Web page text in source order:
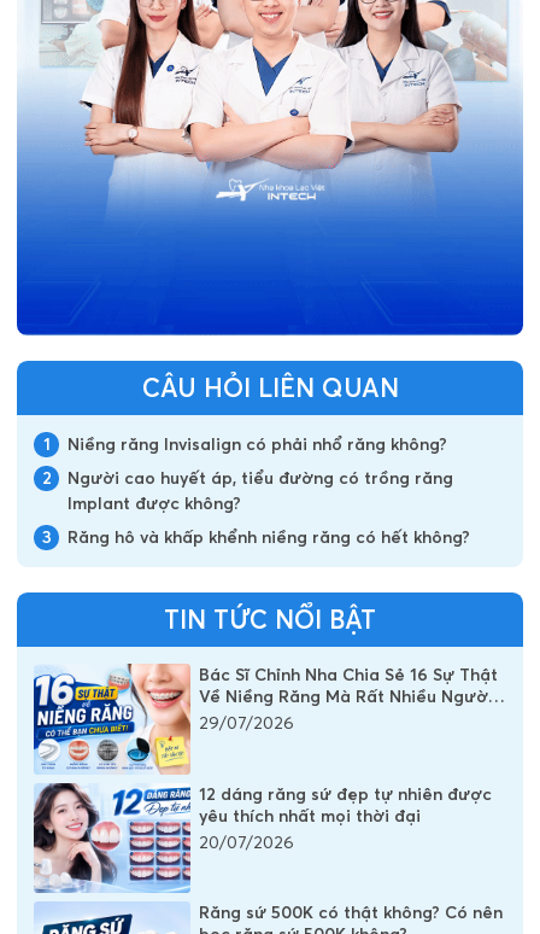
CÂU HỎI LIÊN QUAN
1
Niềng răng Invisalign có phải nhổ răng không?
2
Người cao huyết áp, tiểu đường có trồng răng
Implant được không?
3
Răng hô và khấp khểnh niềng răng có hết không?
TIN TỨC NỔI BẬT
Bác Sĩ Chỉnh Nha Chia Sẻ 16 Sự Thật
Về Niềng Răng Mà Rất Nhiều Người
Vẫn Đang Hiểu Sai
29/07/2026
12 dáng răng sứ đẹp tự nhiên được
yêu thích nhất mọi thời đại
20/07/2026
Răng sứ 500K có thật không? Có nên